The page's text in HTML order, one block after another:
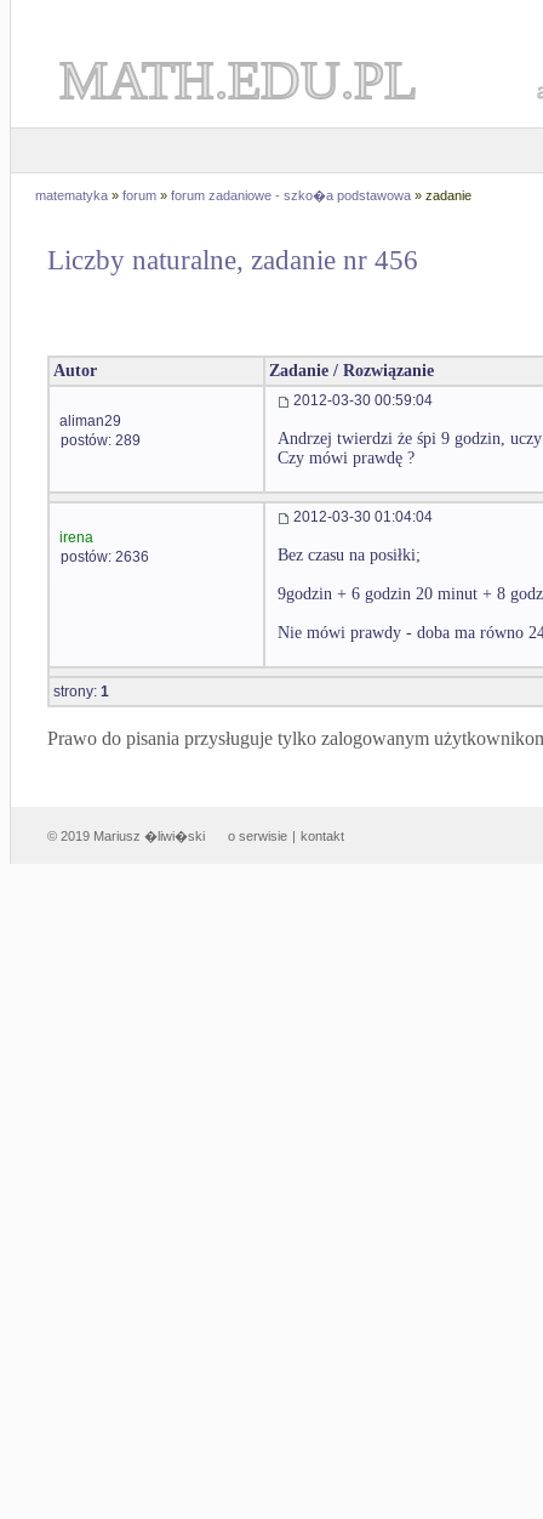
MATH.EDU.PL
matematyka » forum » forum zadaniowe - szko�a podstawowa » zadanie
Liczby naturalne, zadanie nr 456
Autor Zadanie / Rozwiązanie
aliman29
postów: 289
2012-03-30 00:59:04
Andrzej twierdzi że śpi 9 godzin,
Czy mówi prawdę ?
irena
postów: 2636
2012-03-30 01:04:04
Bez czasu na posiłki;
9godzin + 6 godzin 20 minut + 8
Nie mówi prawdy - doba ma równo
strony: 1
Prawo do pisania przysługuje tylko zalogowanym
© 2019 Mariusz �liwi�ski o serwisie | kontakt